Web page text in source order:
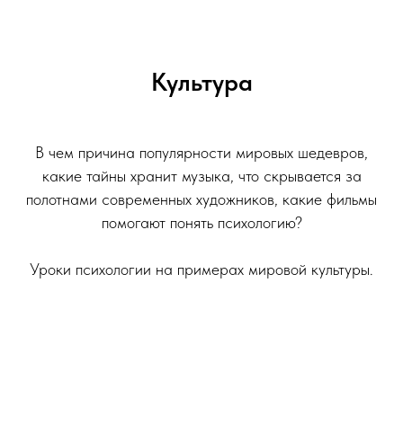
Культура
В чем причина популярности мировых шедевров,
какие тайны хранит музыка, что скрывается за
полотнами современных художников, какие фильмы
помогают понять психологию?
Уроки психологии на примерах мировой культуры.